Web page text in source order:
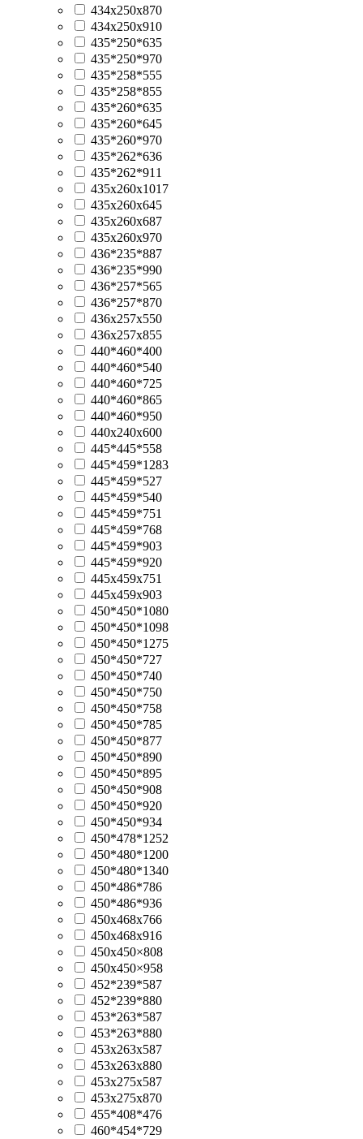
434х250х870
434х250х910
435*250*635
435*250*970
435*258*555
435*258*855
435*260*635
435*260*645
435*260*970
435*262*636
435*262*911
435x260x1017
435x260x645
435x260x687
435x260x970
436*235*887
436*235*990
436*257*565
436*257*870
436x257x550
436x257x855
440*460*400
440*460*540
440*460*725
440*460*865
440*460*950
440x240x600
445*445*558
445*459*1283
445*459*527
445*459*540
445*459*751
445*459*768
445*459*903
445*459*920
445х459х751
445х459х903
450*450*1080
450*450*1098
450*450*1275
450*450*727
450*450*740
450*450*750
450*450*758
450*450*785
450*450*877
450*450*890
450*450*895
450*450*908
450*450*920
450*450*934
450*478*1252
450*480*1200
450*480*1340
450*486*786
450*486*936
450x468x766
450x468x916
450х450×808
450х450×958
452*239*587
452*239*880
453*263*587
453*263*880
453х263х587
453х263х880
453х275х587
453х275х870
455*408*476
460*454*729